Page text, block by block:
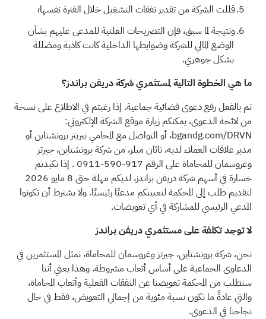
قللت الشركة من تقدير نفقات التشغيل خلال الفترة نفسها؛
ونتيجة لما سبق، فإن التصريحات العلنية للمدعى عليهم بشأن
الوضع المالي للشركة وضوابطها الداخلية كانت كاذبة ومضللة
بشكل جوهري.
ما هي الخطوة التالية لمستثمري شركة دريفن براندز؟
تم بالفعل رفع دعوى قضائية جماعية. إذا رغبتم في الاطلاع على نسخة
من لائحة الدعوى، يمكنكم زيارة موقع الشركة الإلكتروني:
bgandg.com/DRVN، أو التواصل مع المحامي بيريتز برونشتاين أو
مدير علاقات العملاء لديه، ناثان ميلر، من شركة برونشتاين، جيرتز
وغروسمان للمحاماة على الرقم 917-590-0911
. إذا تكبدتم
خسارة في أسهم شركة دريفن براندز، لديكم مهلة حتى 8 مايو 2026
لتقديم طلب إلى المحكمة لتعيينكم مدعيًا رئيسيًا. ولا يشترط أن تكونوا
المدعي الرئيسي للمشاركة في أي تعويضات.
لا توجد تكلفة على مستثمري دريفن براندز
نحن، شركة برونشتاين، جيرتز وغروسمان للمحاماة، نمثل المستثمرين في
الدعاوى الجماعية على أساس أتعاب مشروطة. وهذا يعني أننا
سنطلب من المحكمة تعويضنا عن النفقات الفعلية وأتعاب المحاماة،
والتي عادةً ما تكون نسبة مئوية من إجمالي التعويض، فقط في حال
نجاحنا في الدعوى.